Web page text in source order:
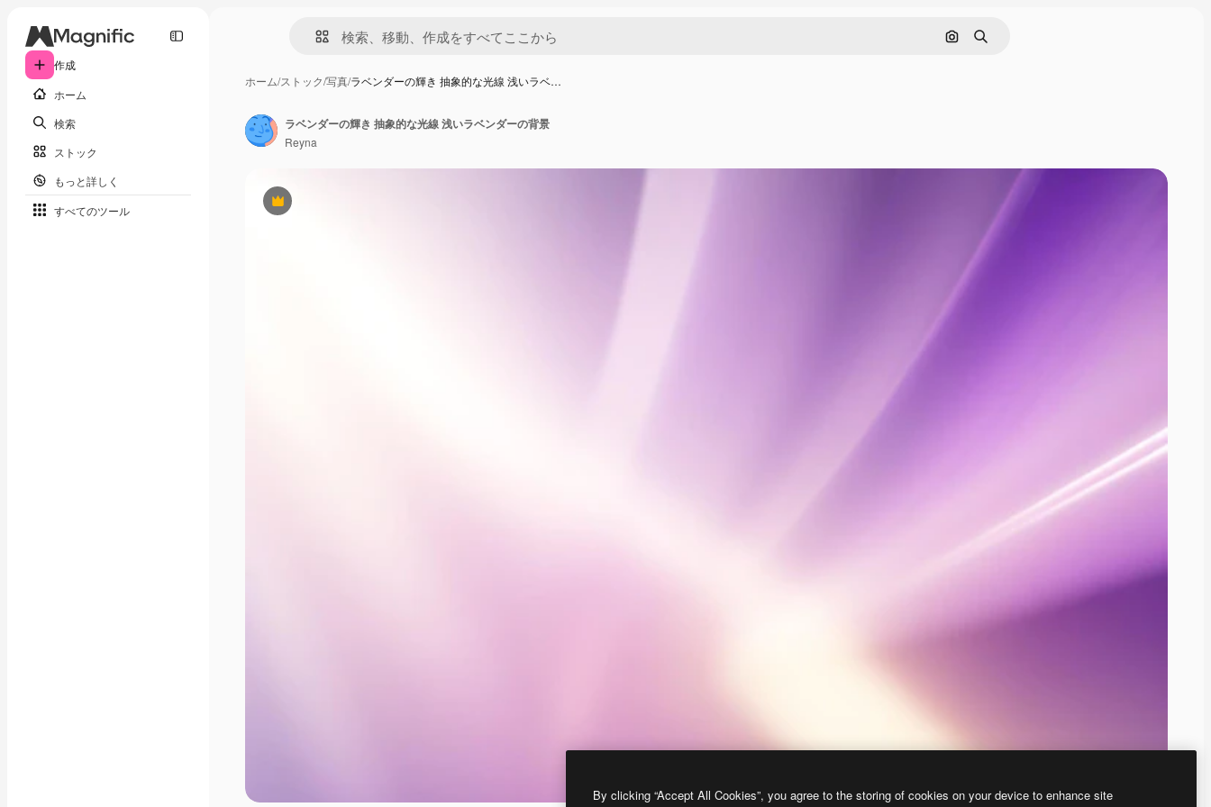
作成
ホーム
検索
ストック
もっと詳しく
すべてのツール
画像で検索
検索
ホーム/ストック/写真/ラベンダーの輝き 抽象的な光線 浅いラベ…
Premium
ラベンダーの輝き 抽象的な光線 浅いラベンダーの背景
Reyna
By clicking “Accept All Cookies”, you agree to the storing of cookies on your device to enhance site